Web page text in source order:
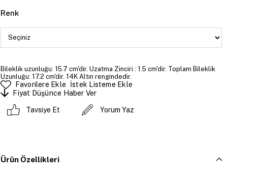
Renk
Bileklik uzunluğu: 15.7 cm'dir. Uzatma Zinciri : 1.5 cm'dir. Toplam Bileklik
Uzunluğu: 17.2 cm'dir. 14K Altın rengindedir.
Favorilere Ekle
İstek Listeme Ekle
Fiyat Düşünce Haber Ver
Tavsiye Et Yorum Yaz
Ürün Özellikleri